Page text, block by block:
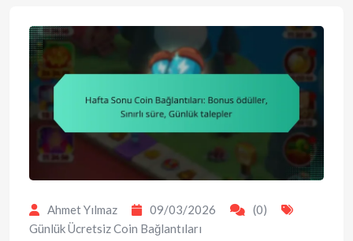
Ahmet Yılmaz 09/03/2026
(0)
Günlük Ücretsiz Coin Bağlantıları